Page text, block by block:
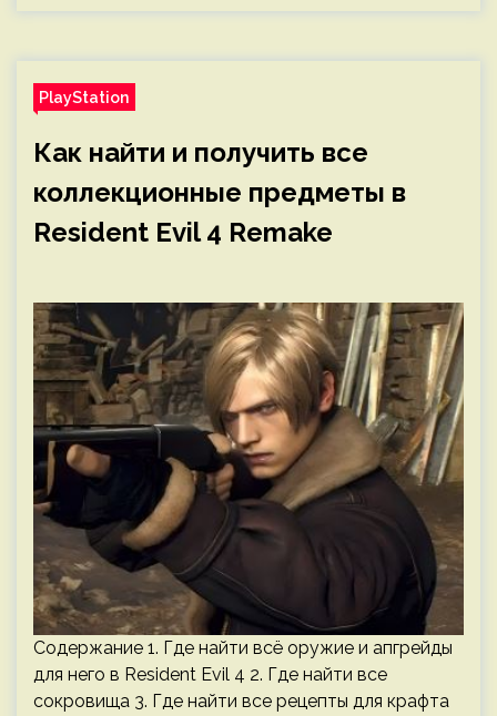
PlayStation
Как найти и получить все
коллекционные предметы в
Resident Evil 4 Remake
Содержание 1. Где найти всё оружие и апгрейды
для него в Resident Evil 4 2. Где найти все
сокровища 3. Где найти все рецепты для крафта